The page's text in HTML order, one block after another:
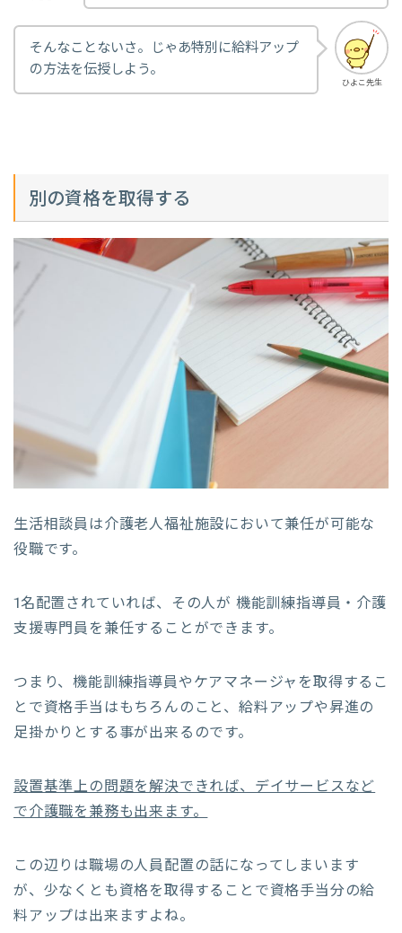
ひよこ先生
そんなことないさ。じゃあ特別に給料アップ
の方法を伝授しよう。
別の資格を取得する
生活相談員は介護老人福祉施設において兼任が可能な
役職です。
1名配置されていれば、その人が 機能訓練指導員・介護
支援専門員を兼任することができます。
つまり、機能訓練指導員やケアマネージャを取得するこ
とで資格手当はもちろんのこと、給料アップや昇進の
足掛かりとする事が出来るのです。
設置基準上の問題を解決できれば、デイサービスなど
で介護職を兼務も出来ます。
この辺りは職場の人員配置の話になってしまいます
が、少なくとも資格を取得することで資格手当分の給
料アップは出来ますよね。